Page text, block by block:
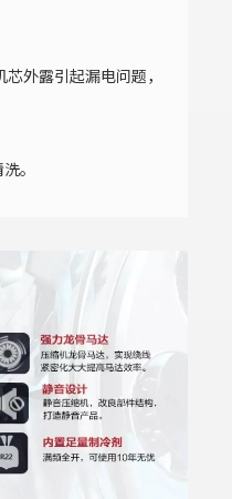
外露引起漏电问题，
。